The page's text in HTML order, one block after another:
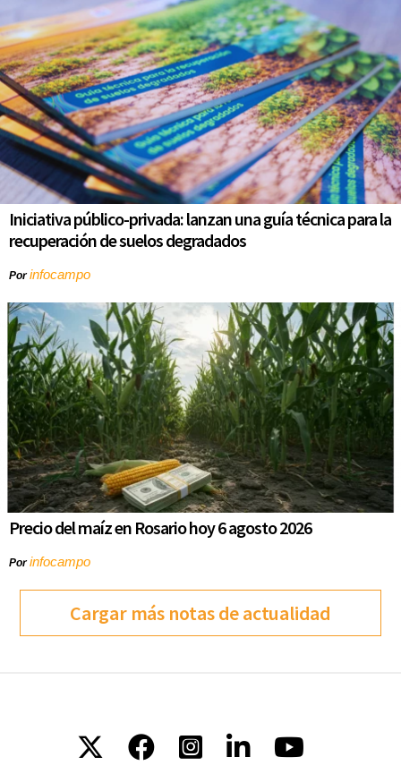
Iniciativa público-privada: lanzan una guía técnica para la
recuperación de suelos degradados
Porinfocampo
Precio del maíz en Rosario hoy 6 agosto 2026
Porinfocampo
Cargar más notas de actualidad